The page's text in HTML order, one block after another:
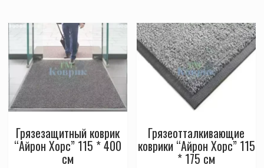
Грязезащитный коврик
“Айрон Хорс” 115 * 400
см
Грязеотталкивающие
коврики “Айрон Хорс” 115
* 175 см